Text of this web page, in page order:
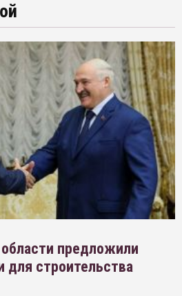
предложили
для строительства